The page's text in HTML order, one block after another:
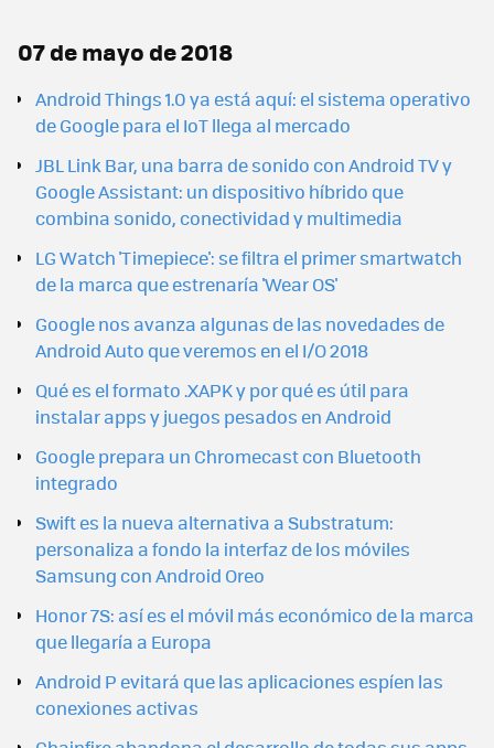
07 de mayo de 2018
Android Things 1.0 ya está aquí: el sistema operativo
de Google para el IoT llega al mercado
JBL Link Bar, una barra de sonido con Android TV y
Google Assistant: un dispositivo híbrido que
combina sonido, conectividad y multimedia
LG Watch 'Timepiece': se filtra el primer smartwatch
de la marca que estrenaría 'Wear OS'
Google nos avanza algunas de las novedades de
Android Auto que veremos en el I/O 2018
Qué es el formato .XAPK y por qué es útil para
instalar apps y juegos pesados en Android
Google prepara un Chromecast con Bluetooth
integrado
Swift es la nueva alternativa a Substratum:
personaliza a fondo la interfaz de los móviles
Samsung con Android Oreo
Honor 7S: así es el móvil más económico de la marca
que llegaría a Europa
Android P evitará que las aplicaciones espíen las
conexiones activas